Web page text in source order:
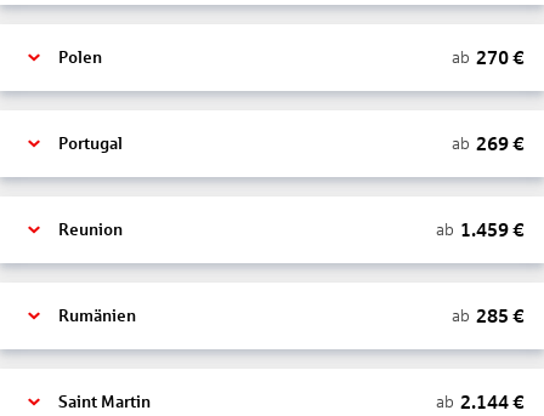
Polen ab 270€
Portugal ab 269€
Reunion ab 1.459€
Rumänien ab 285 €
Saint Martin ab 2.144€